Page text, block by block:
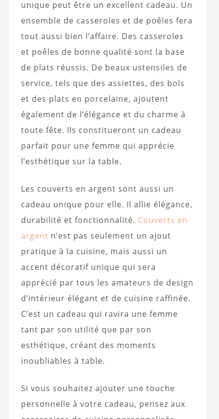
unique peut être un excellent cadeau. Un
ensemble de casseroles et de poêles fera
tout aussi bien l’affaire. Des casseroles
et poêles de bonne qualité sont la base
de plats réussis. De beaux ustensiles de
service, tels que des assiettes, des bols
et des plats en porcelaine, ajoutent
également de l’élégance et du charme à
toute fête. Ils constitueront un cadeau
parfait pour une femme qui apprécie
l’esthétique sur la table.
Les couverts en argent sont aussi un
cadeau unique pour elle. Il allie élégance,
durabilité et fonctionnalité. Couverts en
argent n’est pas seulement un ajout
pratique à la cuisine, mais aussi un
accent décoratif unique qui sera
apprécié par tous les amateurs de design
d’intérieur élégant et de cuisine raffinée.
C’est un cadeau qui ravira une femme
tant par son utilité que par son
esthétique, créant des moments
inoubliables à table.
Si vous souhaitez ajouter une touche
personnelle à votre cadeau, pensez aux